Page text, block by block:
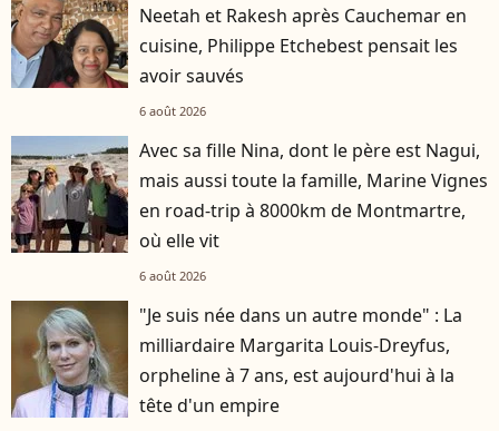
Neetah et Rakesh après Cauchemar en
cuisine, Philippe Etchebest pensait les
avoir sauvés
6 août 2026
Avec sa fille Nina, dont le père est Nagui,
mais aussi toute la famille, Marine Vignes
en road-trip à 8000km de Montmartre,
où elle vit
6 août 2026
"Je suis née dans un autre monde" : La
milliardaire Margarita Louis-Dreyfus,
orpheline à 7 ans, est aujourd'hui à la
tête d'un empire